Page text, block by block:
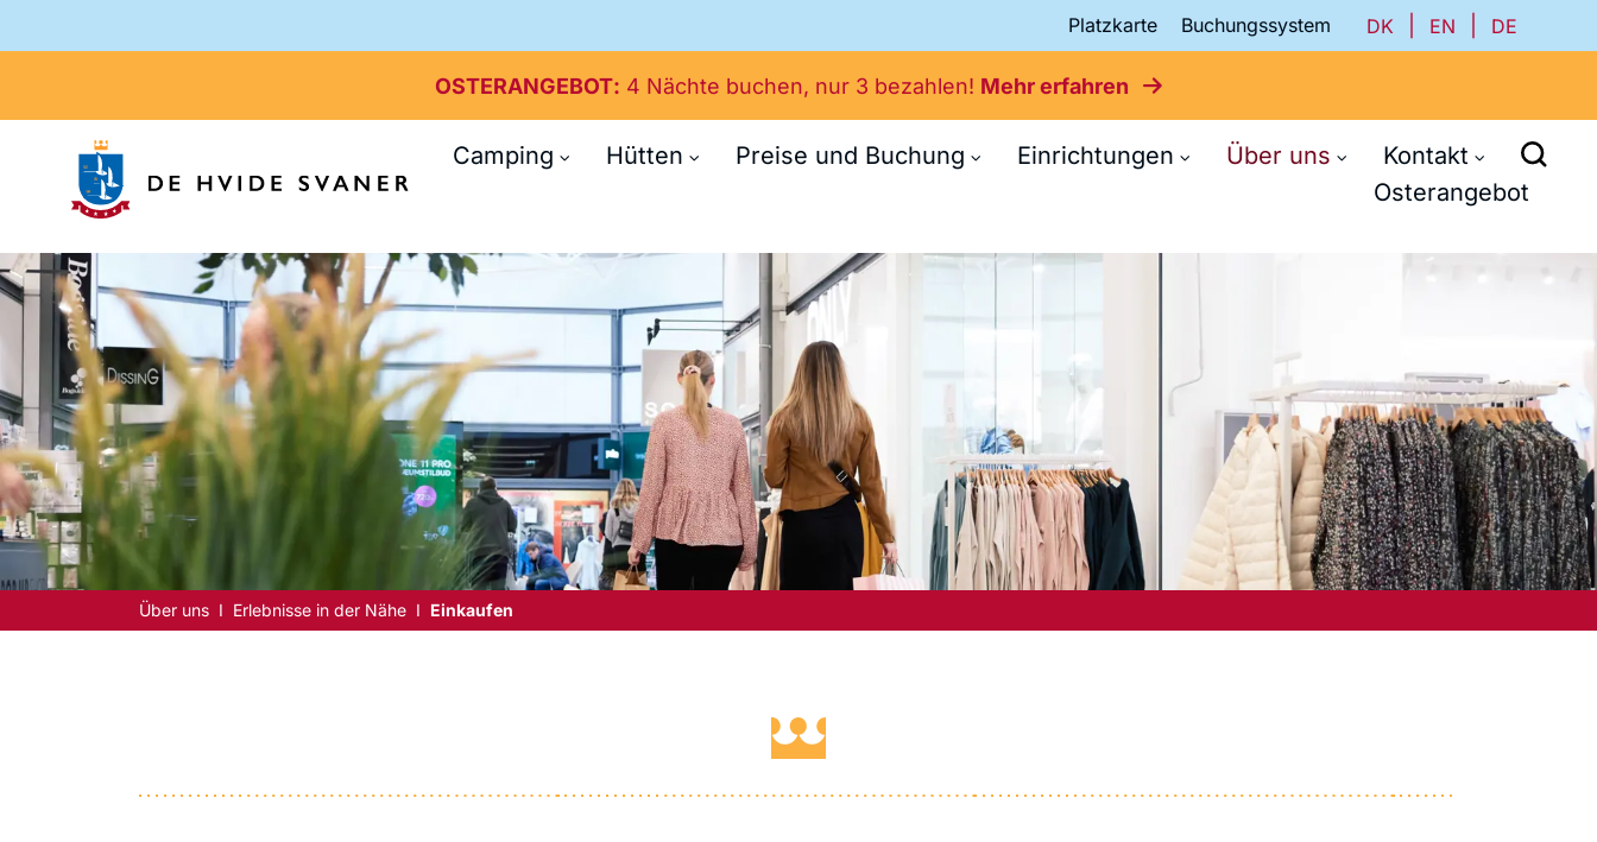
Platzkarte Buchungssystem DK EN DE
OSTERANGEBOT 4 Nächte buchen, nur 3 bezahlen! Mehr erfahren
Camping Hütten Preise und Buchung Einrichtungen Über uns
Kontakt
Osterangebot
Über uns Erlebnisse in der Nähe Einkaufen